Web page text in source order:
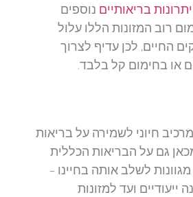
בריאותייםנוספים
רוב המזונות הללו עלול
החיים, לכן עדיף לצרוך
או בחימום קל בלבד.
חיוני לשמירה על בריאות
גם על הבריאות הכללית
לשלב אותה בחיינו –
ועד למזונות